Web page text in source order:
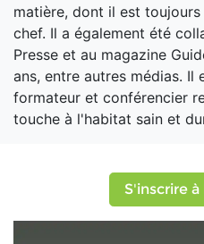
matière, dont il est
chef. Il a également été
Presse et au magazine
ans, entre autres médias. Il
formateur et conférencier
touche à l'habitat sain et
S'inscrire